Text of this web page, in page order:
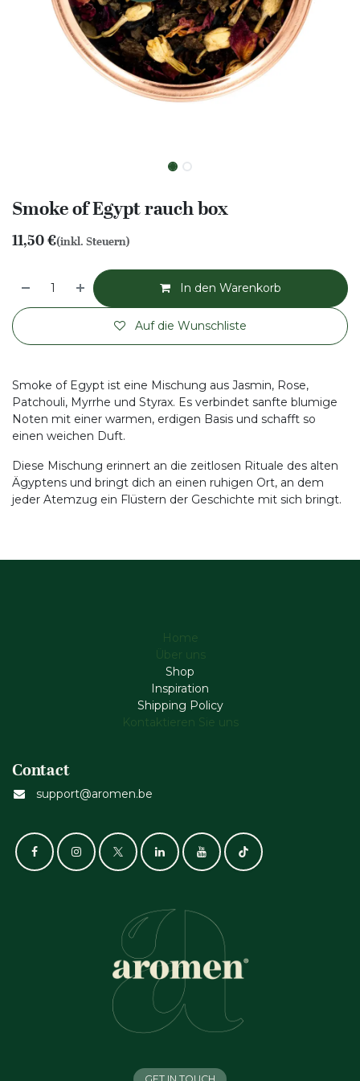
Smoke of Egypt rauch box
11,50€(inkl. Steuern)
In den Warenkorb
Auf die Wunschliste
Smoke of Egypt ist eine Mischung aus Jasmin, Rose,
Patchouli, Myrrhe und Styrax. Es verbindet sanfte blumige
Noten mit einer warmen, erdigen Basis und schafft so
einen weichen Duft.
Diese Mischung erinnert an die zeitlosen Rituale des alten
Ägyptens und bringt dich an einen ruhigen Ort, an dem
jeder Atemzug ein Flüstern der Geschichte mit sich bringt.
Home
Über uns
Shop
Inspiration
Shipping Policy
Kontaktieren Sie uns
Contact
support@aromen.be